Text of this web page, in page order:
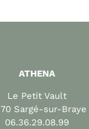
ATHENA
Le Petit Vault
Sargé-sur-Braye
06.36.29.08.99